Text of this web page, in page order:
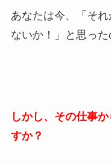
あなたは今、「そ
ないか！」と思った
しかし、その仕事
すか？